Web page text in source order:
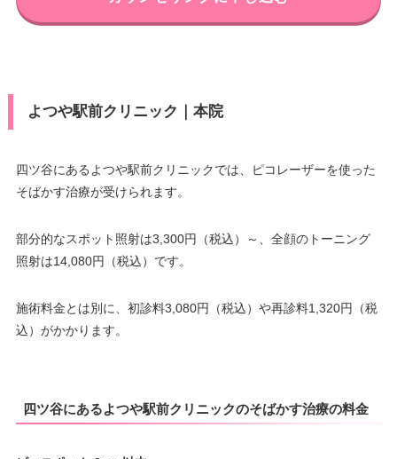
よつや駅前クリニック｜本院
四ツ谷にあるよつや駅前クリニックでは、ピコレーザーを使った
そばかす治療が受けられます。
部分的なスポット照射は3,300円（税込）～、全顔のトーニング
照射は14,080円（税込）です。
施術料金とは別に、初診料3,080円（税込）や再診料1,320円（税
込）がかかります。
四ツ谷にあるよつや駅前クリニックのそばかす治療の料金